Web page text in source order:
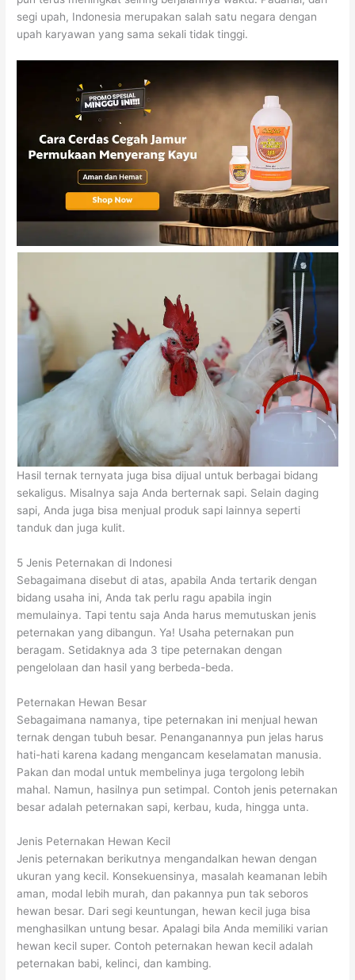
segi upah, Indonesia merupakan salah satu negara dengan
upah karyawan yang sama sekali tidak tinggi.
Hasil ternak ternyata juga bisa dijual untuk berbagai bidang
sekaligus. Misalnya saja Anda berternak sapi. Selain daging
sapi, Anda juga bisa menjual produk sapi lainnya seperti
tanduk dan juga kulit.
5 Jenis Peternakan di Indonesi
Sebagaimana disebut di atas, apabila Anda tertarik dengan
bidang usaha ini, Anda tak perlu ragu apabila ingin
memulainya. Tapi tentu saja Anda harus memutuskan jenis
peternakan yang dibangun. Ya! Usaha peternakan pun
beragam. Setidaknya ada 3 tipe peternakan dengan
pengelolaan dan hasil yang berbeda-beda.
Peternakan Hewan Besar
Sebagaimana namanya, tipe peternakan ini menjual hewan
ternak dengan tubuh besar. Penanganannya pun jelas harus
hati-hati karena kadang mengancam keselamatan manusia.
Pakan dan modal untuk membelinya juga tergolong lebih
mahal. Namun, hasilnya pun setimpal. Contoh jenis peternakan
besar adalah peternakan sapi, kerbau, kuda, hingga unta.
Jenis Peternakan Hewan Kecil
Jenis peternakan berikutnya mengandalkan hewan dengan
ukuran yang kecil. Konsekuensinya, masalah keamanan lebih
aman, modal lebih murah, dan pakannya pun tak seboros
hewan besar. Dari segi keuntungan, hewan kecil juga bisa
menghasilkan untung besar. Apalagi bila Anda memiliki varian
hewan kecil super. Contoh peternakan hewan kecil adalah
peternakan babi, kelinci, dan kambing.